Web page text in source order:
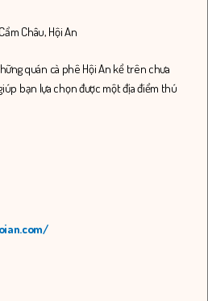
Châu, Hội An
quán cà phê Hội An kể trên chưa
bạn lựa chọn được một địa điểm thú